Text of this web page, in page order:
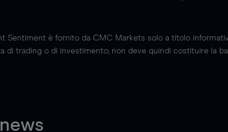
Sentiment è fornito da CMC Markets solo a titolo
di trading o di investimento; non deve quindi costituire la